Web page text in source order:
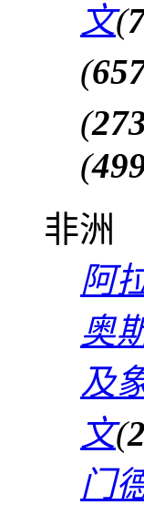
文(
(
(
(
非洲
阿
奥
及
文(
门